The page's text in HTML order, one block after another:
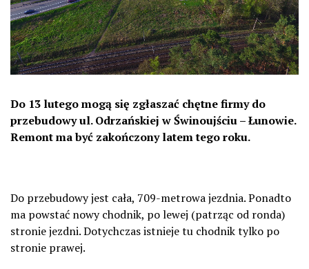
Do 13 lutego mogą się zgłaszać chętne firmy do
przebudowy ul. Odrzańskiej w Świnoujściu – Łunowie.
Remont ma być zakończony latem tego roku.
Do przebudowy jest cała, 709-metrowa jezdnia. Ponadto
ma powstać nowy chodnik, po lewej (patrząc od ronda)
stronie jezdni. Dotychczas istnieje tu chodnik tylko po
stronie prawej.